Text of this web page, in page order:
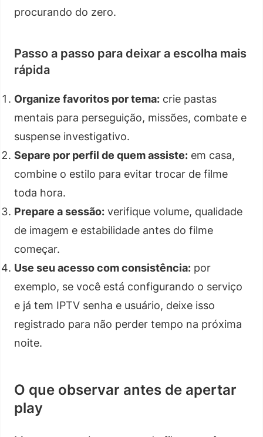
procurando do zero.
Passo a passo para deixar a escolha mais
rápida
Organize favoritos por tema: crie pastas
mentais para perseguição, missões, combate e
suspense investigativo.
Separe por perfil de quem assiste: em casa,
combine o estilo para evitar trocar de filme
toda hora.
Prepare a sessão: verifique volume, qualidade
de imagem e estabilidade antes do filme
começar.
Use seu acesso com consistência: por
exemplo, se você está configurando o serviço
e já tem IPTV senha e usuário, deixe isso
registrado para não perder tempo na próxima
noite.
O que observar antes de apertar
play